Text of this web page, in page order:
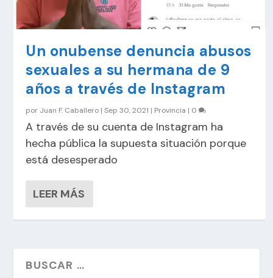
Un onubense denuncia abusos
sexuales a su hermana de 9
años a través de Instagram
por Juan F. Caballero |Sep 30, 2021 | Provincia | 0
A través de su cuenta de Instagram ha
hecha pública la supuesta situación porque
está desesperado
LEER MÁS